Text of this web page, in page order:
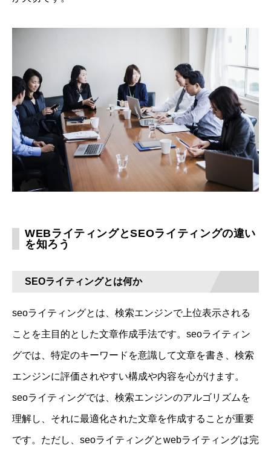
WEBライティングとSEOライティングの違い
を知ろう
SEOライティングとは何か
seoライティングとは、検索エンジンで上位表示される
ことを主目的とした文章作成手法です。seoライティン
グでは、特定のキーワードを意識して文章を書き、検索
エンジンに評価されやすい構成や内容を心がけます。
seoライティングでは、検索エンジンのアルゴリズムを
理解し、それに最適化された文章を作成することが重要
です。ただし、seoライティングとwebライティングは完